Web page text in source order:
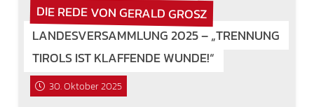
DIE REDE VON GERALD GROSZ
LANDESVERSAMMLUNG 2025 – „TRENNUNG
TIROLS IST KLAFFENDE WUNDE!“
30. Oktober 2025